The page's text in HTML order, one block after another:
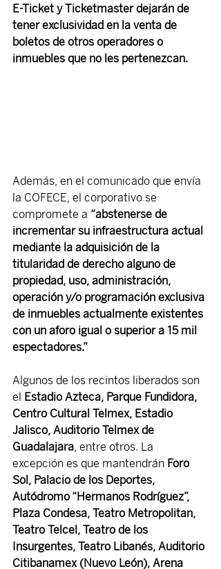
E-Ticket y Ticketmaster dejarán de
tener exclusividad en la venta de
boletos de otros operadores o
inmuebles que no les pertenezcan.
Además, en el comunicado que envía
la COFECE, el corporativo se
compromete a “abstenerse de
incrementar su infraestructura actual
mediante la adquisición de la
titularidad de derecho alguno de
propiedad, uso, administración,
operación y/o programación exclusiva
de inmuebles actualmente existentes
con un aforo igual o superior a 15 mil
espectadores.”
Algunos de los recintos liberados son
el Estadio Azteca, Parque Fundidora,
Centro Cultural Telmex, Estadio
Jalisco, Auditorio Telmex de
Guadalajara, entre otros. La
excepción es que mantendrán Foro
Sol, Palacio de los Deportes,
Autódromo “Hermanos Rodríguez”,
Plaza Condesa, Teatro Metropolitan,
Teatro Telcel, Teatro de los
Insurgentes, Teatro Libanés, Auditorio
Citibanamex (Nuevo León), Arena